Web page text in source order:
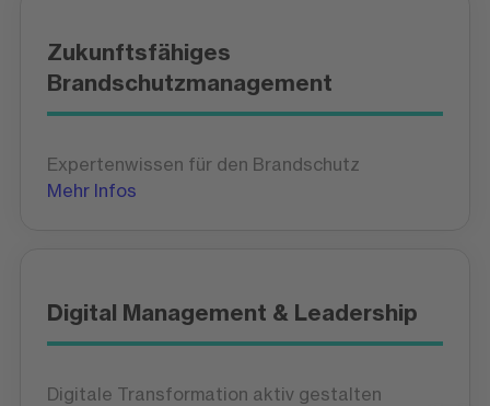
Zukunftsfähiges
Brandschutzmanagement
Expertenwissen für den Brandschutz
Mehr Infos
Digital Management & Leadership
Digitale Transformation aktiv gestalten